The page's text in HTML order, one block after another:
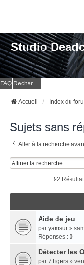
Studio
FAQ Rechercher
Accueil Index du
Sujets sans
Aller à la recherche
92
Aide de jeu
par yamsur »
Réponses : 0
Détecter les
par 7Tigers »